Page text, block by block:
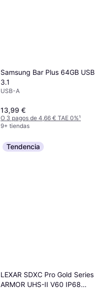
Samsung Bar Plus 64GB USB
3.1
USB-A
13,99 €
O 3 pagos de 4,66 € TAE 0%¹
9+ tiendas
Tendencia
LEXAR SDXC Pro Gold Series
ARMOR UHS-II V60 IP68